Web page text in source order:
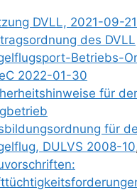
DVLL, 2021-09-21
des DVLL
Betriebs-
2022-01-30
für
für
DULVS 2008-10